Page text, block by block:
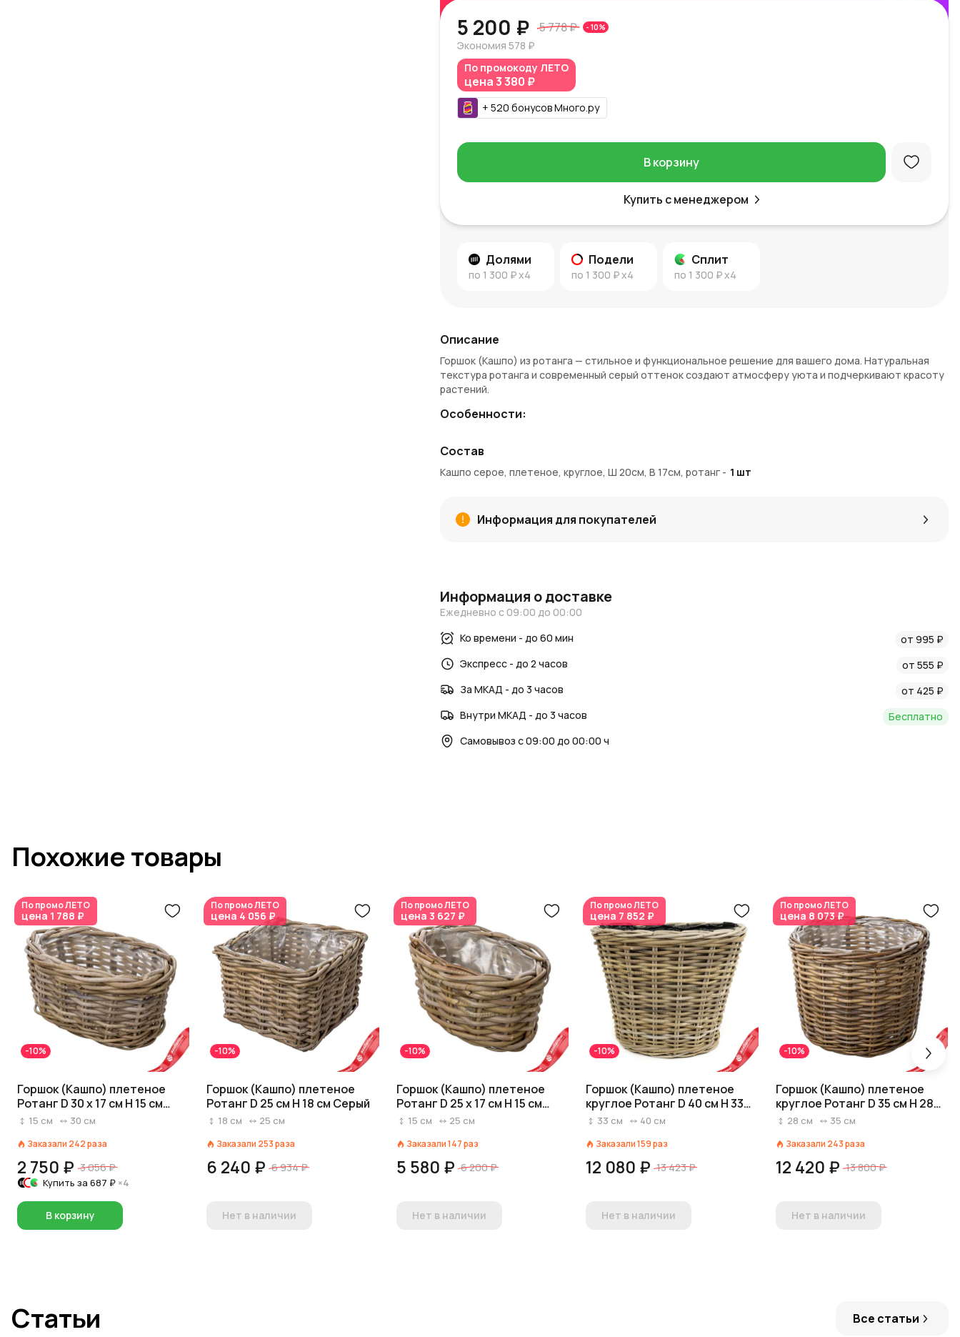
5 200 ₽ 5 778 ₽ - 10%
Экономия 578 ₽
По промокоду ЛЕТО
цена3 380 ₽
+ 520 бонусовМного.ру
В корзину
Купить с менеджером
Долями
по 1 300 ₽x4
Подели
по 1 300 ₽x4
Сплит
по 1 300 ₽x4
Описание
Горшок (Кашпо) из ротанга — стильное и функциональное решение для вашего дома. Натуральная
текстура ротанга и современный серый оттенок создают атмосферу уюта и подчеркивают красоту
растений.
Особенности:
Высота: 17 см
Материал: ротанг
Применение: кашпо для растений, декор интерьера, подарок
Вдохновение и идеи:
Посетите нашблог и раздел
материалами.
AzaliaNow — естественная красота в каждой детали.
Состав
Кашпо серое, плетеное, круглое, Ш 20см, В 17см, ротанг - 1 шт
Информация для покупателей
Информация о доставке
Ежедневно с 09:00 до 00:00
Ко времени - до 60 мин
от 995 ₽
Экспресс - до 2 часов
от 555 ₽
За МКАД - до 3 часов
от 425 ₽
Внутри МКАД - до 3 часов
Бесплатно
Самовывоз с 09:00 до 00:00 ч
Похожие товары
По промоЛЕТО
цена 1 788 ₽
-10%
Горшок (Кашпо) плетеное
Ротанг D 30 x 17 см H 15 см
Серый
15 см 30 см
Заказали 242раза
2 750 ₽ 3 056 ₽
Купить за 687 ₽ ×4
В корзину
По промоЛЕТО
цена 4 056 ₽
-10%
Горшок (Кашпо) плетеное
Ротанг D 25 см H 18 см Серый
18 см 25 см
Заказали 253раза
6 240 ₽ 6 934 ₽
Нет в наличии
По промоЛЕТО
цена 3 627 ₽
-10%
Горшок (Кашпо) плетеное
Ротанг D 25 x 17 см H 15 см
Серый
15 см 25 см
Заказали147раз
5 580 ₽ 6 200 ₽
Нет в наличии
По промоЛЕТО
цена 7 852 ₽
-10%
Горшок (Кашпо) плетеное
круглое Ротанг D 40 см H 33
см Серый №1
33 см 40 см
Заказали159раз
12 080 ₽ 13 423 ₽
Нет в наличии
По промоЛЕТО
цена 8 073 ₽
-10%
Горшок (Кашпо) плетеное
круглое Ротанг D 35 см H 28
см Серый №1
28 см 35 см
Заказали 243раза
12 420 ₽ 13 800 ₽
Нет в наличии
Статьи Все статьи